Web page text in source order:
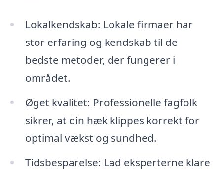
Lokalkendskab: Lokale firmaer har
stor erfaring og kendskab til de
bedste metoder, der fungerer i
området.
Øget kvalitet: Professionelle fagfolk
sikrer, at din hæk klippes korrekt for
optimal vækst og sundhed.
Tidsbesparelse: Lad eksperterne klare